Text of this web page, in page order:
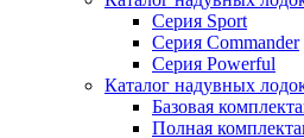
Серия Sport
Серия Commander
Серия Powerful
Каталог надувных
Базовая
Полная